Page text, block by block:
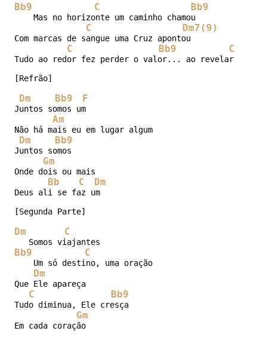
Bb9 C Bb9
    Mas no horizonte um caminho chamou
C Dm7(9)
Com marcas de sangue uma Cruz apontou
C Bb9 C
Tudo ao redor fez perder o valor... ao revelar o
[Refrão]
Dm Bb9 F
Juntos somos um
Am
Não há mais eu em lugar algum
Dm Bb9
Juntos somos
Gm
Onde dois ou mais
Bb C Dm
Deus ali se faz um
[Segunda Parte]
Dm C
Bb9 C
    Um só destino, uma oração
Dm
Que Ele apareça
C Bb9
Tudo diminua, Ele cresça
Gm
Em cada coração